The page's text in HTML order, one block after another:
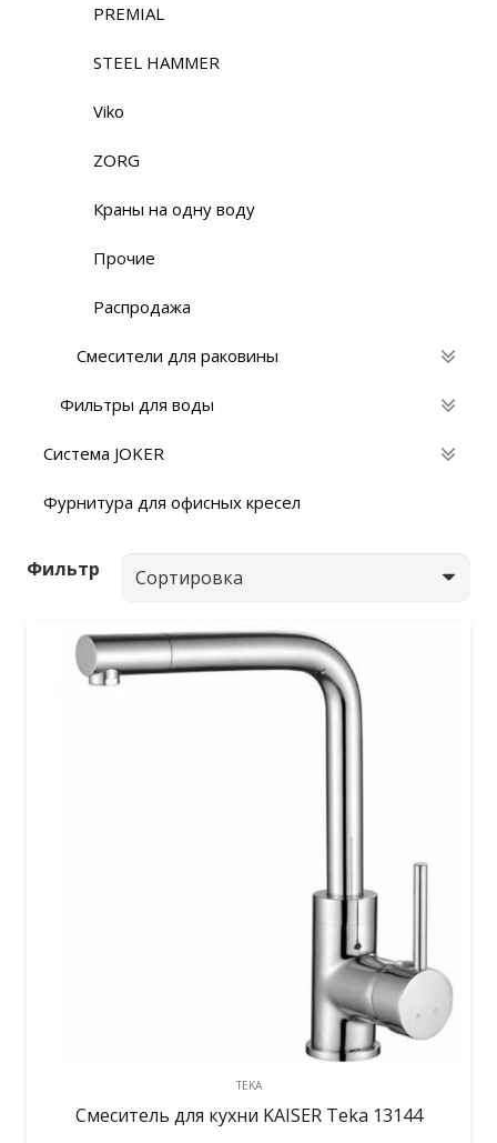
PREMIAL
STEEL HAMMER
Viko
ZORG
Краны на одну воду
Прочие
Распродажа
Смесители для раковины
Фильтры для воды
Система JOKER
Фурнитура для офисных кресел
Фильтр
TEKA
Смеситель для кухни KAISER Teka 13144